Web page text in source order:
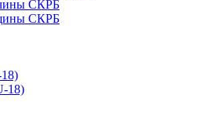
СКРБ
СКРБ
18)